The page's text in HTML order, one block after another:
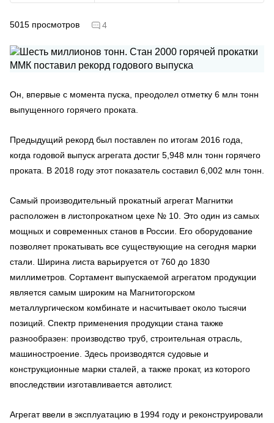
5015 просмотров 4
Он, впервые с момента пуска, преодолел отметку 6 млн тонн
выпущенного горячего проката.
Предыдущий рекорд был поставлен по итогам 2016 года,
когда годовой выпуск агрегата достиг 5,948 млн тонн горячего
проката. В 2018 году этот показатель составил 6,002 млн тонн.
Самый производительный прокатный агрегат Магнитки
расположен в листопрокатном цехе № 10. Это один из самых
мощных и современных станов в России. Его оборудование
позволяет прокатывать все существующие на сегодня марки
стали. Ширина листа варьируется от 760 до 1830
миллиметров. Сортамент выпускаемой агрегатом продукции
является самым широким на Магнитогорском
металлургическом комбинате и насчитывает около тысячи
позиций. Спектр применения продукции стана также
разнообразен: производство труб, строительная отрасль,
машиностроение. Здесь производятся судовые и
конструкционные марки сталей, а также прокат, из которого
впоследствии изготавливается автолист.
Агрегат ввели в эксплуатацию в 1994 году и реконструировали